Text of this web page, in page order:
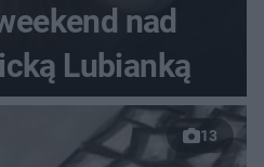
nad
Lubianką
13